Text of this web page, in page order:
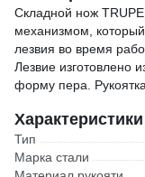
Складной нож
механизмом,
лезвия во время
Лезвие изготовлено
форму пера.
Характеристики
Тип
Марка стали